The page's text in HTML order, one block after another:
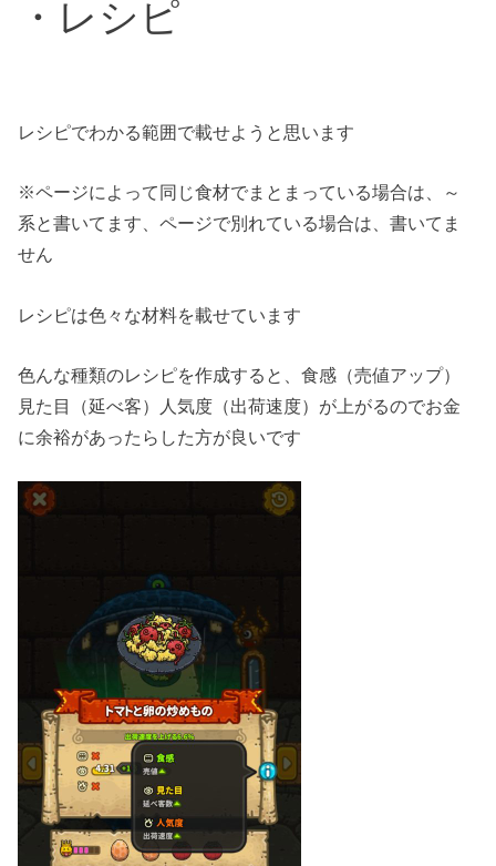
・レシピ
レシピでわかる範囲で載せようと思います
※ページによって同じ食材でまとまっている場合は、～
系と書いてます、ページで別れている場合は、書いてま
せん
レシピは色々な材料を載せています
色んな種類のレシピを作成すると、食感（売値アップ）
見た目（延べ客）人気度（出荷速度）が上がるのでお金
に余裕があったらした方が良いです